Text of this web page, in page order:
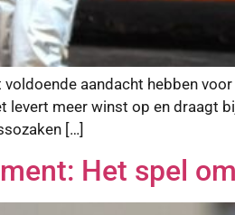
aandacht hebben
levert meer winst op en draagt
[…]
Het spel